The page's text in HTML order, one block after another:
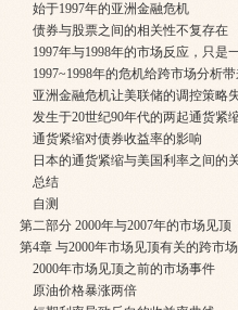
始于1997年的亚洲金融危机
债券与股票之间的相关性不复存在
1997年与1998年的市场反应，只是
1997~1998年的危机给跨市场分析带
亚洲金融危机让美联储的调控策略失
发生于20世纪90年代的两起通货紧缩
通货紧缩对债券收益率的影响
日本的通货紧缩与美国利率之间的关
总结
自测
第二部分 2000年与2007年的市场见顶
第4章 与2000年市场见顶有关的跨市场
2000年市场见顶之前的市场事件
原油价格暴涨两倍